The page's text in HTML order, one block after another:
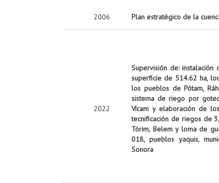
2006 Plan estratégico de la
2022
Supervisión de:
superficie de 514.62 ha,
los pueblos de Pótam,
sistema de riego por
Vícam y elaboración de
tecnificación de riegos de
Tórim, Belem y loma de
018, pueblos yaquis,
Sonora